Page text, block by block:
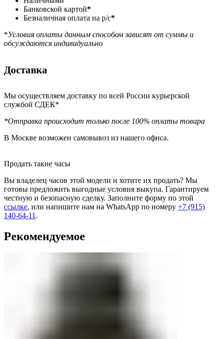
Банковской картой*
Безналичная оплата на р/с*
*Условия оплаты данным способом зависят от суммы и
обсуждаются индивидуально
Доставка
Мы осуществляем доставку по всей России курьерской
службой СДЕК*
*Отправка происходит только после 100% оплаты товара
В Москве возможен самовывоз из нашего офиса.
Продать такие часы
Вы владелец часов этой модели и хотите их продать? Мы
готовы предложить выгодные условия выкупа. Гарантируем
честную и безопасную сделку. Заполните форму по этой
ссылке, или напишите нам на WhatsApp по номеру +7 (915)
140-64-11 .
Рекомендуемое